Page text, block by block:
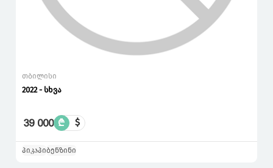
თბილისი
2022 - სხვა
39 000 ₾ $
პიკაპიბენზინი